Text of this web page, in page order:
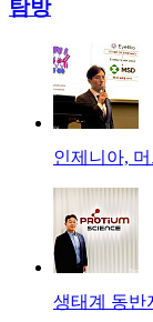
탐방
인제니아,
생태계 동반